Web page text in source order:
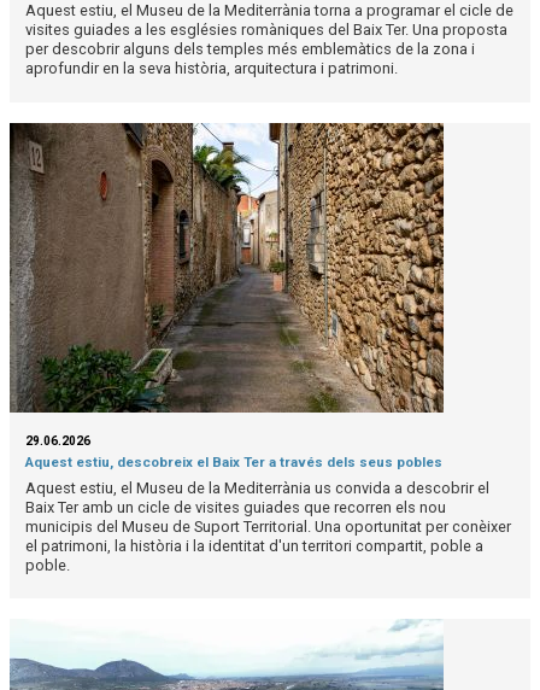
Aquest estiu, el Museu de la Mediterrània torna a programar el cicle de
visites guiades a les esglésies romàniques del Baix Ter. Una proposta
per descobrir alguns dels temples més emblemàtics de la zona i
aprofundir en la seva història, arquitectura i patrimoni.
29.06.2026
Aquest estiu, descobreix el Baix Ter a través dels seus pobles
Aquest estiu, el Museu de la Mediterrània us convida a descobrir el
Baix Ter amb un cicle de visites guiades que recorren els nou
municipis del Museu de Suport Territorial. Una oportunitat per conèixer
el patrimoni, la història i la identitat d'un territori compartit, poble a
poble.